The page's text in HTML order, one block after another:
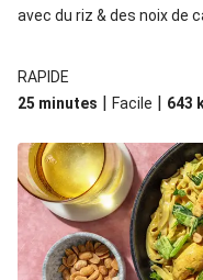
avec du riz & des noix de
RAPIDE
25 minutes | Facile | 643